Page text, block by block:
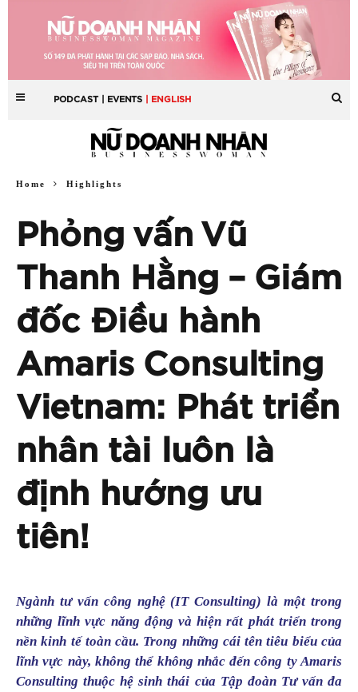
PODCAST | EVENTS | ENGLISH
Home Highlights
Phỏng vấn Vũ
Thanh Hằng – Giám
đốc Điều hành
Amaris Consulting
Vietnam: Phát triển
nhân tài luôn là
định hướng ưu
tiên!
Ngành tư vấn công nghệ (IT Consulting) là một trong
những lĩnh vực năng động và hiện rất phát triển trong
nền kinh tế toàn cầu. Trong những cái tên tiêu biểu của
lĩnh vực này, không thể không nhắc đến công ty Amaris
Consulting thuộc hệ sinh thái của Tập đoàn Tư vấn đa